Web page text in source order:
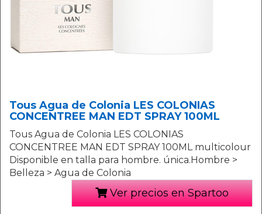
Tous Agua de Colonia LES COLONIAS
CONCENTREE MAN EDT SPRAY 100ML
Tous Agua de Colonia LES COLONIAS
CONCENTREE MAN EDT SPRAY 100ML multicolour
Disponible en talla para hombre. única.Hombre >
Belleza > Agua de Colonia
Ver precios en Spartoo